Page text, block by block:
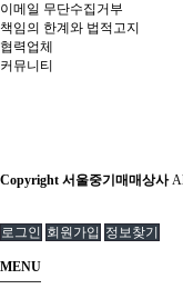
이메일 무단수집거부
책임의 한계와 법적고지
협력업체
커뮤니티
Copyright 서울중기매매상사
로그인 회원가입 정보찾기
MENU